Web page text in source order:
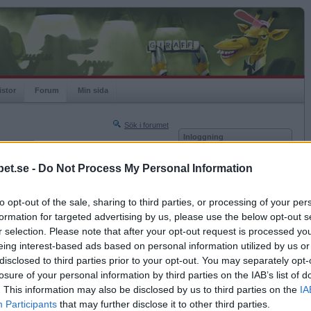
- Do Not Process My Personal Information
opt-out of the sale, sharing to third parties, or processing of your
for targeted advertising by us, please use the below opt-out
selection. Please note that after your opt-out request is processed
interest-based ads based on personal information utilized by us
to third parties prior to your opt-out. You may separately
of your personal information by third parties on the IAB’s list of
This information may also be disclosed by us to third parties on the
Participants that may further disclose it to other third parties.
Forum Min sida
Sök i forumet
Nästa sida »
2011-02-15 23:12
bara så där utan någon anledning alls!
Inloggning
Kom ihåg mig
Glömt ditt lösenord?
Få ny aktiveringslänk
Betapet är gratis!